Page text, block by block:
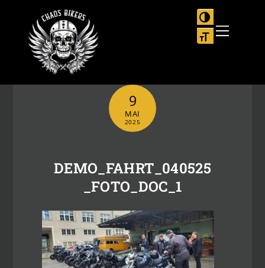
content
Menu
SCHRIFT
9
MAI
2025
DEMO_FAHRT_040525
_FOTO_DOC_1